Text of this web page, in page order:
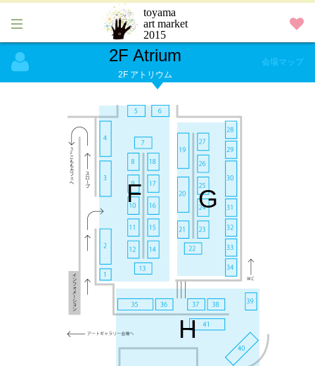
toyama
art market
2015
2F Atrium
2F アトリウム
会場マップ
F G
H